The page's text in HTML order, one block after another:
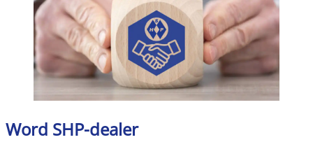
Word SHP-dealer